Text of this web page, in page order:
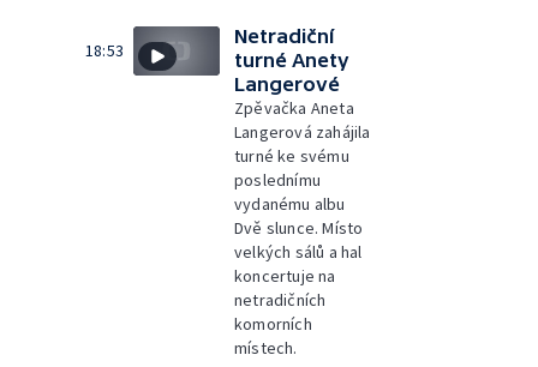
18:53
Netradiční
turné Anety
Langerové
Zpěvačka Aneta
Langerová zahájila
turné ke svému
poslednímu
vydanému albu
Dvě slunce. Místo
velkých sálů a hal
koncertuje na
netradičních
komorních
místech.